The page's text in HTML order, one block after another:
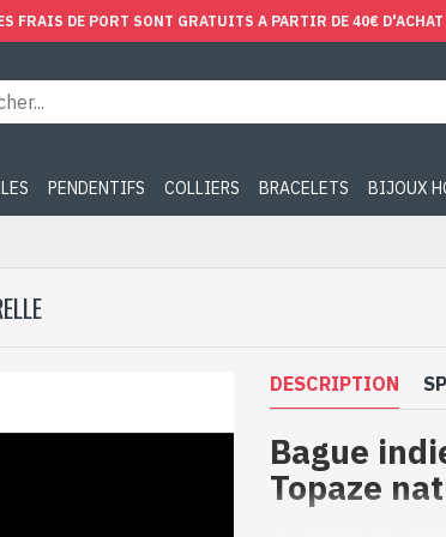
FRAIS DE PORT SONT GRATUITS A PARTIR DE 40€
PENDENTIFS COLLIERS BRACELETS BIJOUX
DESCRIPTION
Bague
Topaze